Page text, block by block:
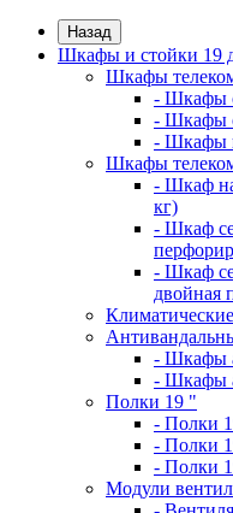
Назад
Шкафы и стойки 19
Шкафы
- Шкафы
- Шкафы
- Шкафы
Шкафы
- Шкаф
кг)
- Шкаф
- Шкаф
двойная
- Шкафы
- Шкафы
Полки 19 "
- Полки
- Полки
- Полки
Модули